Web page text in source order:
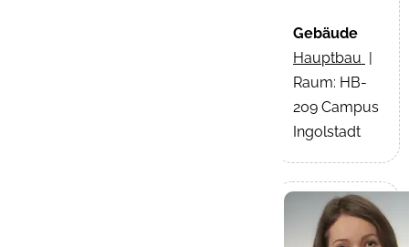
Gebäude
Hauptbau |
Raum: HB-
209 Campus
Ingolstadt